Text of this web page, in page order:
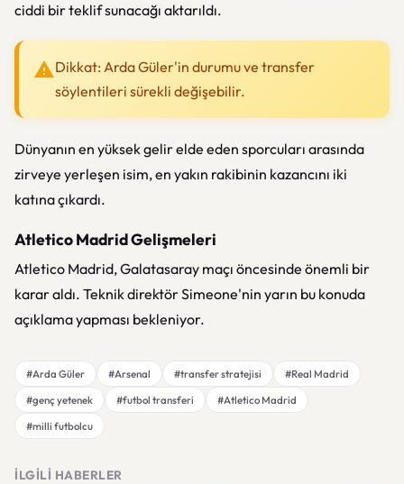
ciddi bir teklif sunacağı aktarıldı.
Dikkat: Arda Güler'in durumu ve transfer
söylentileri sürekli değişebilir.
Dünyanın en yüksek gelir elde eden sporcuları arasında
zirveye yerleşen isim, en yakın rakibinin kazancını iki
katına çıkardı.
Atletico Madrid Gelişmeleri
Atletico Madrid, Galatasaray maçı öncesinde önemli bir
karar aldı. Teknik direktör Simeone'nin yarın bu konuda
açıklama yapması bekleniyor.
#Arda Güler #Arsenal #transfer stratejisi
#Real Madrid
#genç yetenek
#futbol transferi
#Atletico Madrid
#milli futbolcu
İLGILI HABERLER